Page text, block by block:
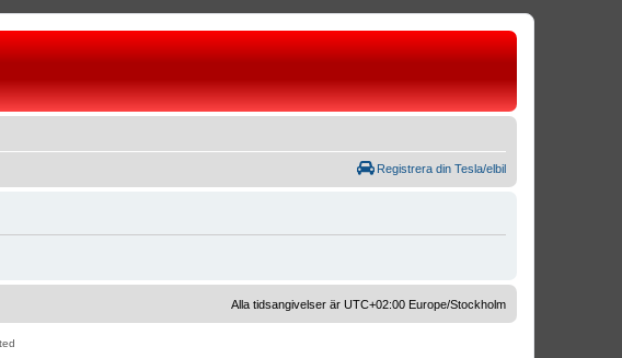
Registrera din Tesla/elbil
Alla tidsangivelser är UTC+02:00 Europe/Stockholm